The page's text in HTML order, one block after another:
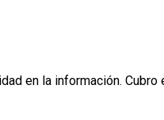
en la información.